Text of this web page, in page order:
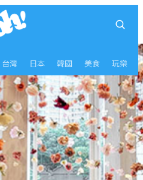
台灣 日本 韓國 美食 玩樂